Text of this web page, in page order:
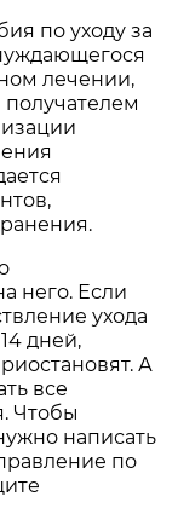
по уходу за
лечении,
получателем
него. Если
ухода
дней,
А
все
Чтобы
написать
по